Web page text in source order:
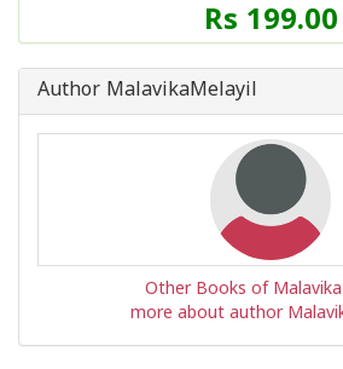
Rs 199.00
Author MalavikaMelayil
Other Books of
more about author